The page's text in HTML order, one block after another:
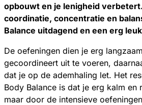
opbouwt en je lenigheid
coordinatie, concentratie en
Balance uitdagend en een erg
De oefeningen dien je erg
gecoordineert uit te voeren,
dat je op de ademhaling let. Het
Body Balance is dat je erg kalm en
maar door de intensieve